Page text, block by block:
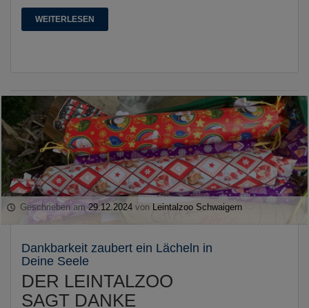
WEITERLESEN
Geschrieben am29.12.2024 von Leintalzoo Schwaigern
Dankbarkeit zaubert ein Lächeln in
Deine Seele
DER LEINTALZOO
SAGT DANKE